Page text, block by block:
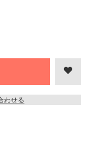
わせる